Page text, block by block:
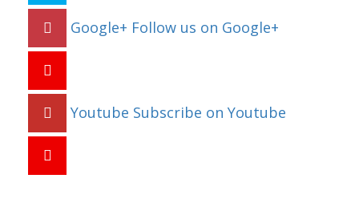
Google+ Follow us on Google+
Youtube Subscribe on Youtube